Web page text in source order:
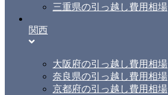
三重県の引っ越し費用相場
関西
大阪府の引っ越し費用相場
奈良県の引っ越し費用相場
京都府の引っ越し費用相場